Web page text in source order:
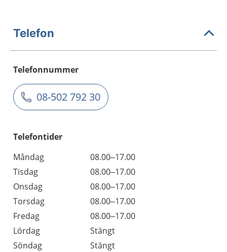
Telefon
Telefonnummer
08-502 792 30
Telefontider
Måndag
08.00–17.00
Tisdag
08.00–17.00
Onsdag
08.00–17.00
Torsdag
08.00–17.00
Fredag
08.00–17.00
Lördag
Stängt
Söndag
Stängt